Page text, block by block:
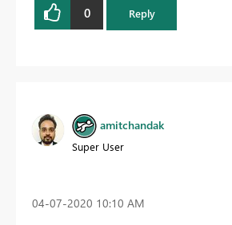
0 Reply
amitchandak
Super User
‎04-07-2020 10:10 AM